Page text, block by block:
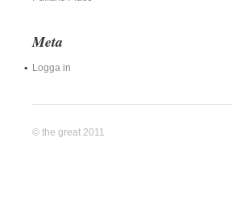
Meta
Logga in
© the great 2011